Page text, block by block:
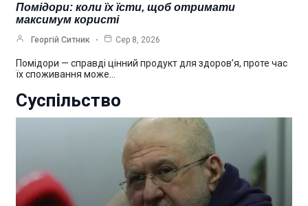
Помідори: коли їх їсти, щоб отримати
максимум користі
Георгій Ситник Сер 8, 2026
Помідори — справді цінний продукт для здоров’я, проте час
їх споживання може…
Суспільство